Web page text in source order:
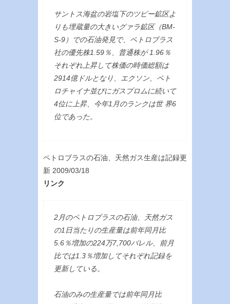
サントス海盆の岩塩下のツピー鉱区よ
りも埋蔵量の大きいグァラ鉱区（BM-
S-9）での石油発見で、ペトロブラス
社の優先株1.59％、普通株が 1.96％
それぞれ上昇して株価の時価総額は
2914億ドルとなり、エクソン、ペト
ロチャイナ並びにガスプロムに続いて
4位に上昇、今年1月のランクは世 界6
位であった。
ペトロブラスの石油、天然ガス生産は記録更
新 2009/03/18
リンク
2月のペトロブラスの石油、天然ガス
の1日当たりの生産量は前年同月比
5.6％増加の224万7,700バレル、前月
比では1.3％増加してそれぞれ記録を
更新している。
石油のみの生産量では前年同月比